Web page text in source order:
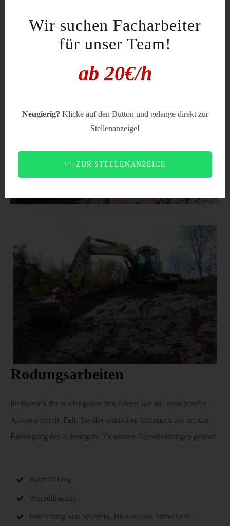
Mehr dazu >>
Rodungsarbeiten
Im Bereich der Rodungsarbeiten führen wir alle anstehenden
Arbeiten durch. Falls Sie das wünschen kümmern wir um die
Entsorgung des Schnittguts. Zu unsren Dienstleistungen gehört:
Baumfällung
Wurzelfräsung
Entfernung von Wurzeln, Hecken und Sträuchern
Wir suchen Facharbeiter
für unser Team!
ab 20€/h
Neugierig? Klicke auf den Button und gelange direkt zur
Stellenanzeige!
>> ZUR STELLENANZEIGE